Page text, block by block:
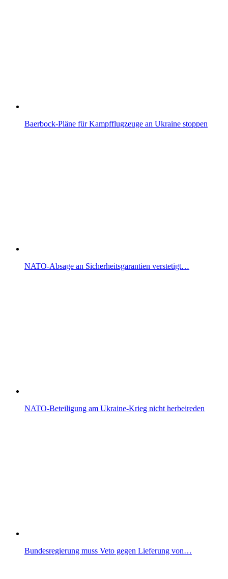
Baerbock-Pläne für Kampfflugzeuge an Ukraine stoppen
NATO-Absage an Sicherheitsgarantien verstetigt…
NATO-Beteiligung am Ukraine-Krieg nicht herbeireden
Bundesregierung muss Veto gegen Lieferung von…